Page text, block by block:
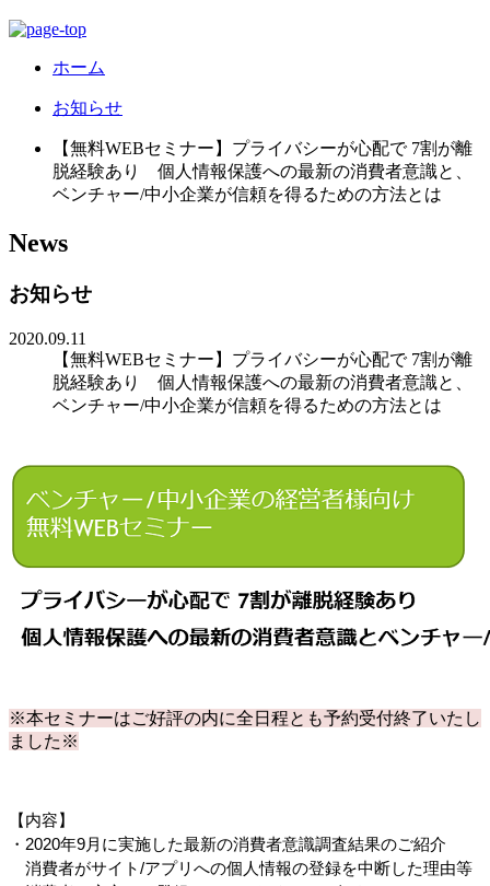
ホーム
お知らせ
【無料WEBセミナー】プライバシーが心配で 7割が離
脱経験あり 個人情報保護への最新の消費者意識と、
ベンチャー/中小企業が信頼を得るための方法とは
News
お知らせ
2020.09.11
【無料WEBセミナー】プライバシーが心配で 7割が離
脱経験あり 個人情報保護への最新の消費者意識と、
ベンチャー/中小企業が信頼を得るための方法とは
※本セミナーはご好評の内に全日程とも予約受付終了いたし
ました※
【内容】
・2020年9月に実施した最新の消費者意識調査結果のご紹介
消費者がサイト/アプリへの個人情報の登録を中断した理由等